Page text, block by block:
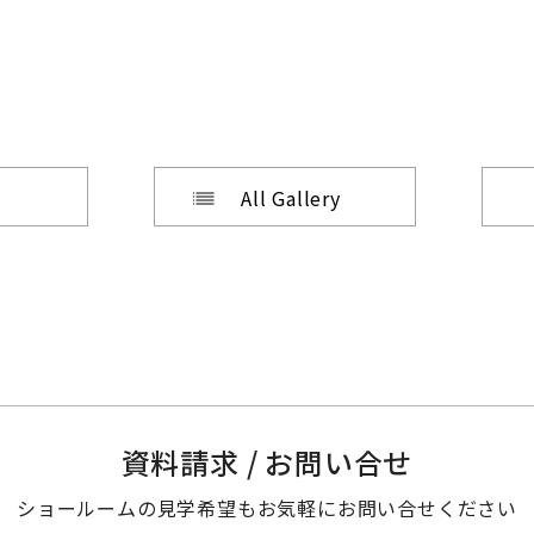
All Gallery
資料請求 / お問い合せ
ショールームの見学希望もお気軽にお問い合せください